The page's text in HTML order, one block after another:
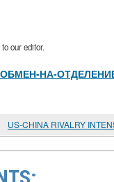
our editor.
ОБМЕН-НА-